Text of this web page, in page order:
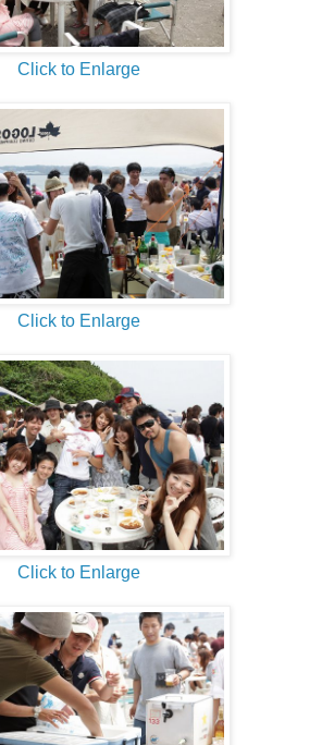
Click to Enlarge
Click to Enlarge
Click to Enlarge